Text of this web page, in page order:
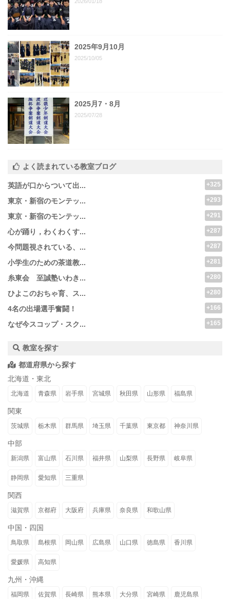
2025年9月10月
2025/10/05
2025月7・8月
2025/07/28
よく読まれている教室ブログ
英語が口からついて出... +325
東京・新宿のモンテッ... +293
東京・新宿のモンテッ... +291
心が踊り，わくわくす... +287
今問題視されている、... +287
小学生のための茶道教... +281
糸東会 至誠塾いわき... +280
ひよこのおちゃ育、ス... +280
4名の出場選手奮闘！ +166
なぜ今スコップ・スク... +165
教室を探す
都道府県から探す
北海道・東北
北海道 青森県 岩手県 宮城県 秋田県 山形県 福島県
関東
茨城県 栃木県 群馬県 埼玉県 千葉県 東京都 神奈川県
中部
新潟県 富山県 石川県 福井県 山梨県 長野県 岐阜県
静岡県 愛知県 三重県
関西
滋賀県 京都府 大阪府 兵庫県 奈良県 和歌山県
中国・四国
鳥取県 島根県 岡山県 広島県 山口県 徳島県 香川県
愛媛県 高知県
九州・沖縄
福岡県 佐賀県 長崎県 熊本県 大分県 宮崎県 鹿児島県